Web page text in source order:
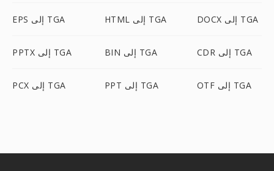
EPS إلى TGA HTML إلى TGA DOCX إلى TGA
PPTX إلى TGA BIN إلى TGA CDR إلى TGA
PCX إلى TGA PPT إلى TGA OTF إلى TGA